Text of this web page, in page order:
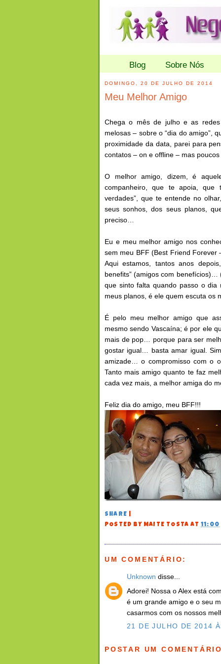
Blog Sobre Nós
DOMINGO, 20 DE JULHO DE 2014
Meu Melhor Amigo
Chega o mês de julho e as
melosas – sobre o “dia do amigo”,
proximidade da data, parei para
contatos – on e offline – mas poucos
O melhor amigo, dizem, é
companheiro, que te apoia, que
verdades”, que te entende no
seus sonhos, dos seus planos,
preciso…
Eu e meu melhor amigo nos
sem meu BFF (Best Friend
Aqui estamos, tantos anos
benefits” (amigos com
que sinto falta quando passo o
meus planos, é ele quem escuta os
É pelo meu melhor amigo que
mesmo sendo Vascaína; é por ele
mais de pop… porque para ser
gostar igual… basta amar igual.
amizade… o compromisso com o
Tanto mais amigo quanto te faz
cada vez mais, a melhor amiga do
Feliz dia do amigo, meu BFF!!!
SHARE
POSTED BY MAITE TOSTA AT11:00
UM COMENTÁRIO:
Unknown disse...
Adorei! Nossa o Alex está
é um grande amigo e o seu
casarmos com os nossos
21 DE JULHO DE 2014
POSTAR UM COMENTÁRIO